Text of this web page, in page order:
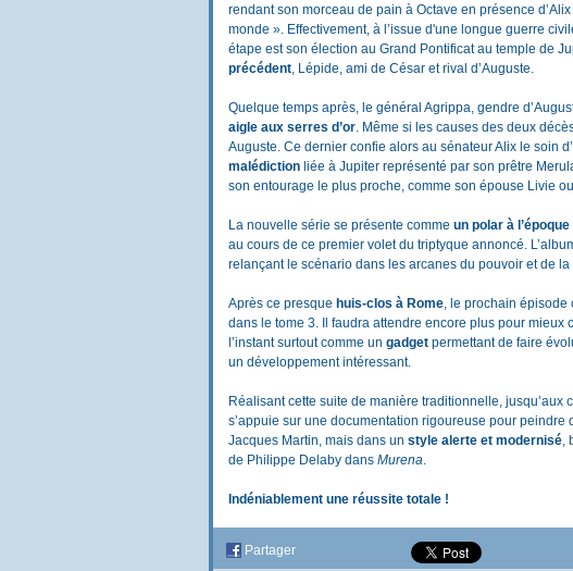
rendant son morceau de pain à Octave en présence
monde ». Effectivement, à l’issue d'une longue guerre
étape est son élection au Grand Pontificat au temple de
précédent, Lépide, ami de César et rival d’Auguste.
Quelque temps après, le général Agrippa, gendre
aigle aux serres d’or. Même si les causes des deux
Auguste. Ce dernier confie alors au sénateur Alix le soin
malédiction liée à Jupiter représenté par son prêtre
son entourage le plus proche, comme son épouse Livie
La nouvelle série se présente comme un polar à
au cours de ce premier volet du triptyque annoncé.
relançant le scénario dans les arcanes du pouvoir et de
Après ce presque huis-clos à Rome, le prochain épisode
dans le tome 3. Il faudra attendre encore plus pour
l’instant surtout comme un gadget permettant de faire
un développement intéressant.
Réalisant cette suite de manière traditionnelle, jusqu’aux
s’appuie sur une documentation rigoureuse pour
Jacques Martin, mais dans un style alerte et modernisé,
de Philippe Delaby dans Murena.
Indéniablement une réussite totale !
Partager